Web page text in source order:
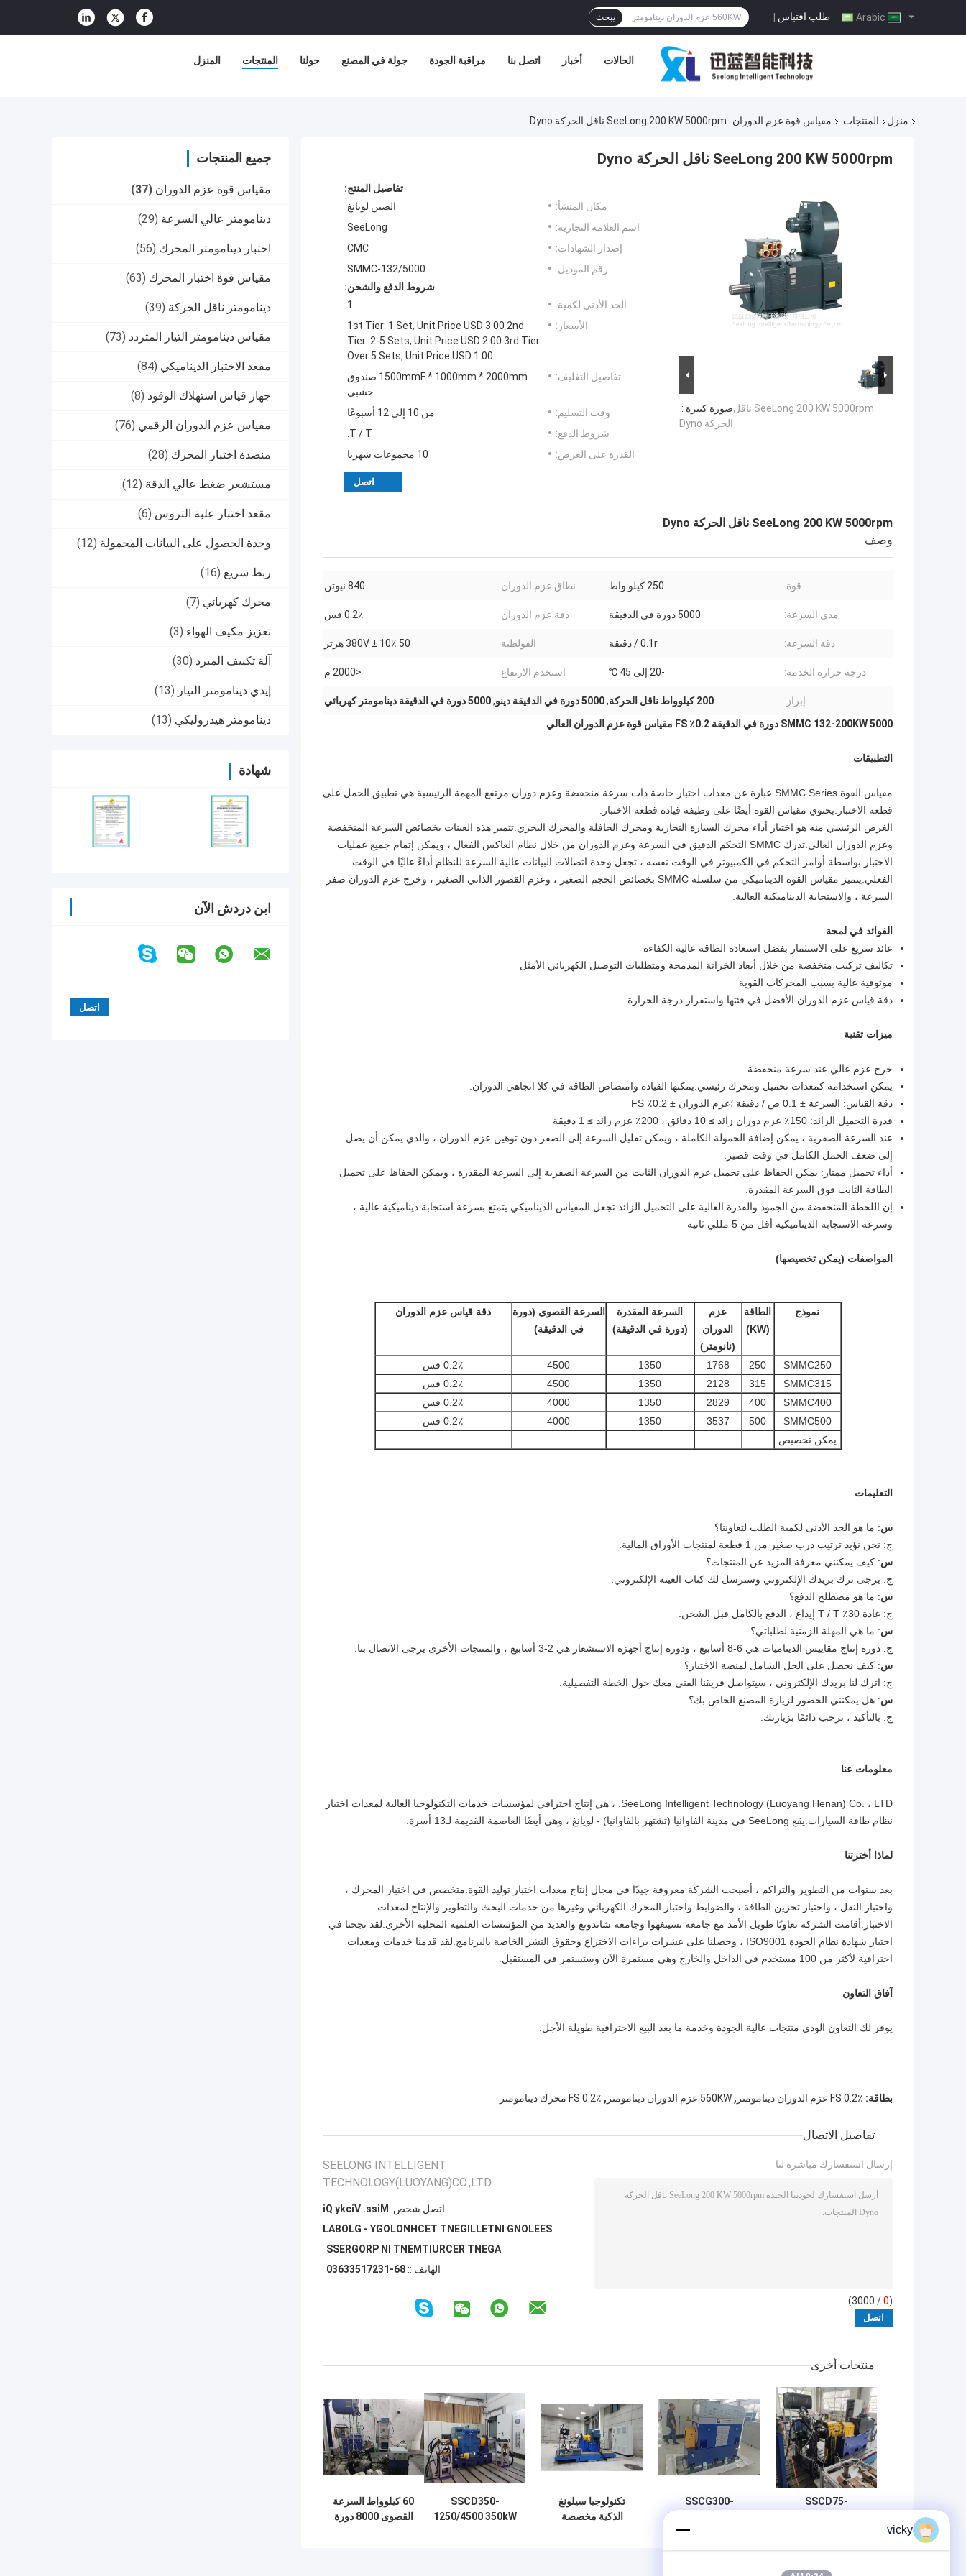
طلب اقتباس | يبحث
المنزل المنتجات حولنا جولة في المصنع مراقبة الجودة اتصل بنا أخبار الحالات
منزل المنتجات مقياس قوة عزم الدوران SeeLong 200 KW 5000rpm ناقل الحركة Dyno
جميع المنتجات
مقياس قوة عزم الدوران (37)
دينامومتر عالي السرعة (29)
اختبار دينامومتر المحرك (56)
مقياس قوة اختبار المحرك (63)
دينامومتر ناقل الحركة (39)
مقياس دينامومتر التيار المتردد (73)
مقعد الاختبار الديناميكي (84)
جهاز قياس استهلاك الوقود (8)
مقياس عزم الدوران الرقمي (76)
منضدة اختبار المحرك (28)
مستشعر ضغط عالي الدقة (12)
مقعد اختبار علبة التروس (6)
وحدة الحصول على البيانات المحمولة (12)
ربط سريع (16)
محرك كهربائي (7)
تعزيز مكيف الهواء (3)
آلة تكييف المبرد (30)
إيدي دينامومتر التيار (13)
دينامومتر هيدروليكي (13)
شهادة
ابن دردش الآن
SeeLong 200 KW 5000rpm ناقل الحركة Dyno
صورة كبيرة :SeeLong 200 KW 5000rpm ناقل
الحركة Dyno
تفاصيل المنتج:
مكان المنشأ:
الصين لويانغ
اسم العلامة التجارية:
SeeLong
إصدار الشهادات:
CMC
رقم الموديل:
SMMC-132/5000
شروط الدفع والشحن:
الحد الأدنى لكمية:
1
الأسعار:
1st Tier: 1 Set, Unit Price USD 3.00 2nd
Tier: 2-5 Sets, Unit Price USD 2.00 3rd Tier:
Over 5 Sets, Unit Price USD 1.00
تفاصيل التغليف:
1500mmF * 1000mm * 2000mm صندوق
خشبي
وقت التسليم:
من 10 إلى 12 أسبوعًا
شروط الدفع:
T / T.
القدرة على العرض:
10 مجموعات شهريا
اتصل
SeeLong 200 KW 5000rpm ناقل الحركة Dyno
وصف
قوة: 250 كيلو واط نطاق عزم الدوران: 840 نيوتن
مدى السرعة: 5000 دورة في الدقيقة دقة عزم الدوران: 0.2٪ فس
دقة السرعة: 0.1r / دقيقة الفولطية: 380V ± 10٪ 50 هرتز
درجة حرارة الخدمة: -20 إلى 45 ℃ استخدم الارتفاع: <2000 م
إبراز: 200 كيلوواط ناقل الحركة ,5000 دورة في الدقيقة دينو ,5000 دورة في الدقيقة دينامومتر كهربائي
SMMC 132-200KW 5000 دورة في الدقيقة 0.2٪ FS مقياس قوة عزم الدوران العالي
التطبيقات
مقياس القوة SMMC Series عبارة عن معدات اختبار خاصة ذات سرعة منخفضة وعزم دوران مرتفع.المهمة الرئيسية هي تطبيق الحمل على
قطعة الاختبار.يحتوي مقياس القوة أيضًا على وظيفة قيادة قطعة الاختبار.
الغرض الرئيسي منه هو اختبار أداء محرك السيارة التجارية ومحرك الحافلة والمحرك البحري.تتميز هذه العينات بخصائص السرعة المنخفضة
وعزم الدوران العالي.تدرك SMMC التحكم الدقيق في السرعة وعزم الدوران من خلال نظام العاكس الفعال ، ويمكن إتمام جميع عمليات
الاختبار بواسطة أوامر التحكم في الكمبيوتر.في الوقت نفسه ، تجعل وحدة اتصالات البيانات عالية السرعة للنظام أداءً عاليًا في الوقت
الفعلي.يتميز مقياس القوة الديناميكي من سلسلة SMMC بخصائص الحجم الصغير ، وعزم القصور الذاتي الصغير ، وخرج عزم الدوران صفر
السرعة ، والاستجابة الديناميكية العالية.
الفوائد في لمحة
عائد سريع على الاستثمار بفضل استعادة الطاقة عالية الكفاءة
تكاليف تركيب منخفضة من خلال أبعاد الخزانة المدمجة ومتطلبات التوصيل الكهربائي الأمثل
موثوقية عالية بسبب المحركات القوية
دقة قياس عزم الدوران الأفضل في فئتها واستقرار درجة الحرارة
ميزات تقنية
خرج عزم عالي عند سرعة منخفضة
يمكن استخدامه كمعدات تحميل ومحرك رئيسي.يمكنها القيادة وامتصاص الطاقة في كلا اتجاهي الدوران.
دقة القياس: السرعة ± 0.1 ص / دقيقة ؛عزم الدوران ± 0.2٪ FS
قدرة التحميل الزائد: 150٪ عزم دوران زائد ≥ 10 دقائق ، 200٪ عزم زائد ≥ 1 دقيقة
عند السرعة الصفرية ، يمكن إضافة الحمولة الكاملة ، ويمكن تقليل السرعة إلى الصفر دون توهين عزم الدوران ، والذي يمكن أن يصل
إلى ضعف الحمل الكامل في وقت قصير.
أداء تحميل ممتاز: يمكن الحفاظ على تحميل عزم الدوران الثابت من السرعة الصفرية إلى السرعة المقدرة ، ويمكن الحفاظ على تحميل
الطاقة الثابت فوق السرعة المقدرة.
إن اللحظة المنخفضة من الجمود والقدرة العالية على التحميل الزائد تجعل المقياس الديناميكي يتمتع بسرعة استجابة ديناميكية عالية ،
وسرعة الاستجابة الديناميكية أقل من 5 مللي ثانية
المواصفات (يمكن تخصيصها)
نموذج
الطاقة
(KW)
عزم
الدوران
(نانومتر)
السرعة المقدرة
(دورة في الدقيقة)
السرعة القصوى (دورة
في الدقيقة)
دقة قياس عزم الدوران
SMMC250
250
1768
1350
4500
0.2٪ فس
SMMC315
315
2128
1350
4500
0.2٪ فس
SMMC400
400
2829
1350
4000
0.2٪ فس
SMMC500
500
3537
1350
4000
0.2٪ فس
يمكن تخصيص
التعليمات
س: ما هو الحد الأدنى لكمية الطلب لتعاوننا؟
ج: نحن نؤيد ترتيب درب صغير من 1 قطعة لمنتجات الأوراق المالية.
س: كيف يمكنني معرفة المزيد عن المنتجات؟
ج: يرجى ترك بريدك الإلكتروني وسنرسل لك كتاب العينة الإلكتروني.
س: ما هو مصطلح الدفع؟
ج: عادة 30٪ T / T إيداع ، الدفع بالكامل قبل الشحن.
س: ما هي المهلة الزمنية لطلباتي؟
ج: دورة إنتاج مقاييس الديناميات هي 6-8 أسابيع ، ودورة إنتاج أجهزة الاستشعار هي 2-3 أسابيع ، والمنتجات الأخرى يرجى الاتصال بنا.
س: كيف نحصل على الحل الشامل لمنصة الاختبار؟
ج: اترك لنا بريدك الإلكتروني ، سيتواصل فريقنا الفني معك حول الخطة التفصيلية.
س: هل يمكنني الحضور لزيارة المصنع الخاص بك؟
ج: بالتأكيد ، نرحب دائمًا بزيارتك.
معلومات عنا
SeeLong Intelligent Technology (Luoyang Henan) Co. ، LTD. ، هي إنتاج احترافي لمؤسسات خدمات التكنولوجيا العالية لمعدات اختبار
نظام طاقة السيارات.يقع SeeLong في مدينة الفاوانيا (تشتهر بالفاوانيا) - لويانغ ، وهي أيضًا العاصمة القديمة لـ13 أسرة.
لماذا أخترتنا
بعد سنوات من التطوير والتراكم ، أصبحت الشركة معروفة جيدًا في مجال إنتاج معدات اختبار توليد القوة.متخصص في اختبار المحرك ،
واختبار النقل ، واختبار تخزين الطاقة ، والضوابط واختبار المحرك الكهربائي وغيرها من خدمات البحث والتطوير والإنتاج لمعدات
الاختبار.أقامت الشركة تعاونًا طويل الأمد مع جامعة تسينغهوا وجامعة شاندونغ والعديد من المؤسسات العلمية المحلية الأخرى.لقد نجحنا في
اجتياز شهادة نظام الجودة ISO9001 ، وحصلنا على عشرات براءات الاختراع وحقوق النشر الخاصة بالبرنامج.لقد قدمنا ​​خدمات ومعدات
احترافية لأكثر من 100 مستخدم في الداخل والخارج وهي مستمرة الآن وستستمر في المستقبل.
آفاق التعاون
يوفر لك التعاون الودي منتجات عالية الجودة وخدمة ما بعد البيع الاحترافية طويلة الأجل.
بطاقة: 0.2٪ FS عزم الدوران دينامومتر , 560KW عزم الدوران دينامومتر , 0.2٪ FS محرك دينامومتر
تفاصيل الاتصال
SEELONG INTELLIGENT
TECHNOLOGY(LUOYANG)CO.,LTD
اتصل شخص: Miss. Vicky Qi
SEELONG INTELLIGENT TECHNOLOGY - GLOBAL
AGENT RECRUITMENT IN PROGRESS
الهاتف :: 86-13271533630
إرسال استفسارك مباشرة لنا
(
0
/ 3000)
منتجات أخرى
SSCD75-
SSCG300-
3000/7500 300kW
دقة عالية فعالة للغاية
تكنولوجيا سيلونغ
الذكية مخصصة
SSCD350-
1250/4500 350kW
60 كيلوواط السرعة
القصوى 8000 دورة
vicky